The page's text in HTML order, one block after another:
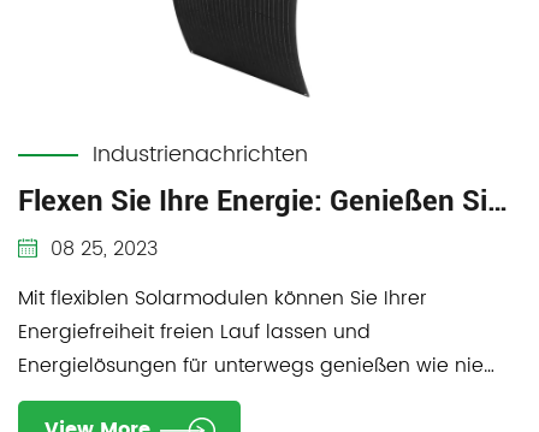
Industrienachrichten
Flexen Sie Ihre Energie: Genießen Sie die Freiheit mit flexiblen Solarmodulen für die Stromversorgung unterwegs
08 25, 2023
Mit flexiblen Solarmodulen können Sie Ihrer
Energiefreiheit freien Lauf lassen und
Energielösungen für unterwegs genießen wie nie
zuvor. Diese inno...